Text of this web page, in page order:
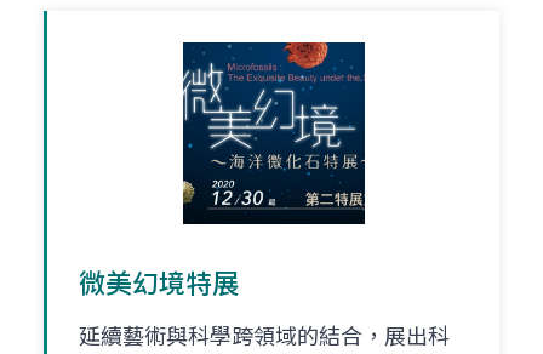
微美幻境特展
延續藝術與科學跨領域的結合，展出科